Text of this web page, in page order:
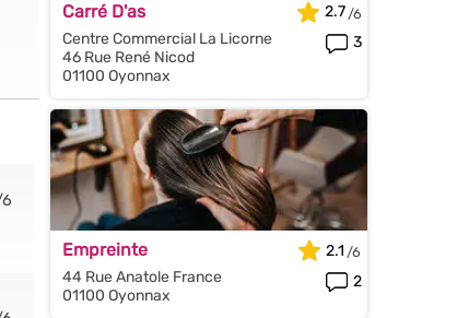
Carré D'as
Centre Commercial La Licorne
46 Rue René Nicod
01100 Oyonnax
2.7
3
Empreinte
44 Rue Anatole France
01100 Oyonnax
2.1
2